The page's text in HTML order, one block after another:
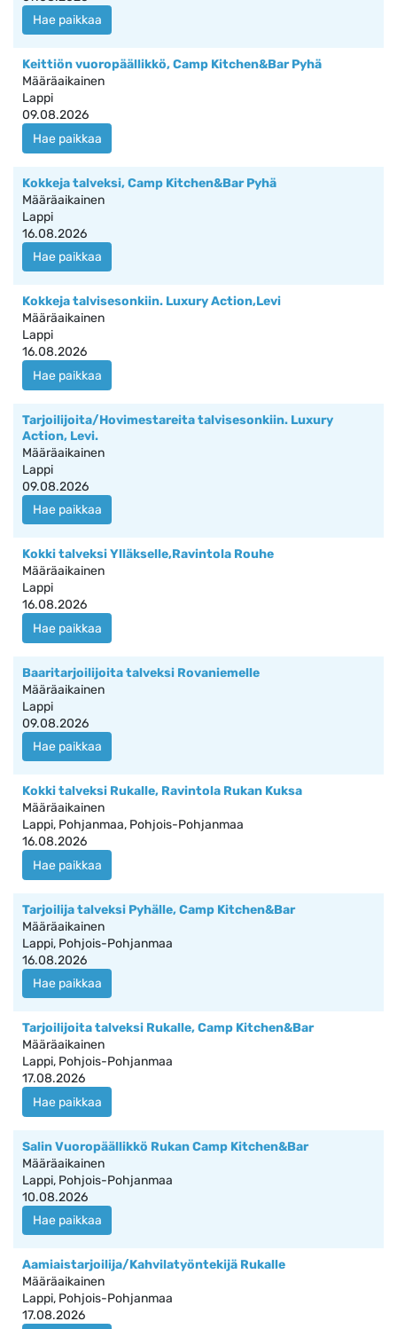
Hae paikkaa
Keittiön vuoropäällikkö, Camp Kitchen&Bar Pyhä
Määräaikainen
Lappi
09.08.2026
Hae paikkaa
Kokkeja talveksi, Camp Kitchen&Bar Pyhä
Määräaikainen
Lappi
16.08.2026
Hae paikkaa
Kokkeja talvisesonkiin. Luxury Action,Levi
Määräaikainen
Lappi
16.08.2026
Hae paikkaa
Tarjoilijoita/Hovimestareita talvisesonkiin. Luxury
Action, Levi.
Määräaikainen
Lappi
09.08.2026
Hae paikkaa
Kokki talveksi Ylläkselle,Ravintola Rouhe
Määräaikainen
Lappi
16.08.2026
Hae paikkaa
Baaritarjoilijoita talveksi Rovaniemelle
Määräaikainen
Lappi
09.08.2026
Hae paikkaa
Kokki talveksi Rukalle, Ravintola Rukan Kuksa
Määräaikainen
Lappi, Pohjanmaa, Pohjois-Pohjanmaa
16.08.2026
Hae paikkaa
Tarjoilija talveksi Pyhälle, Camp Kitchen&Bar
Määräaikainen
Lappi, Pohjois-Pohjanmaa
16.08.2026
Hae paikkaa
Tarjoilijoita talveksi Rukalle, Camp Kitchen&Bar
Määräaikainen
Lappi, Pohjois-Pohjanmaa
17.08.2026
Hae paikkaa
Salin Vuoropäällikkö Rukan Camp Kitchen&Bar
Määräaikainen
Lappi, Pohjois-Pohjanmaa
10.08.2026
Hae paikkaa
Aamiaistarjoilija/Kahvilatyöntekijä Rukalle
Määräaikainen
Lappi, Pohjois-Pohjanmaa
17.08.2026